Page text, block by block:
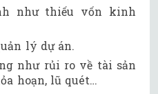
như thiếu vốn kinh
lý dự án.
như rủi ro về tài sản
hoạn, lũ quét…